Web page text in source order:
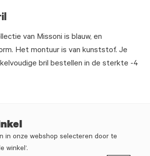
van Missoni is blauw, en
Het montuur is van kunststof. Je
bril bestellen in de sterkte -4
in onze webshop selecteren door te
winkel’.